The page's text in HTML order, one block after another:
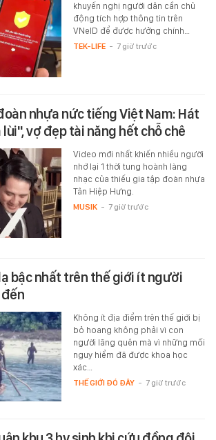
khuyến nghị người dân cần chủ
động tích hợp thông tin trên
VNeID để được hưởng chính…
TEK-LIFE - 7 giờ trước
nhựa nức tiếng Việt Nam: Hát
vợ đẹp tài năng hết chỗ chê
Video mới nhất khiến nhiều người
nhớ lại 1 thời tung hoành làng
nhạc của thiếu gia tập đoàn nhựa
Tân Hiệp Hưng.
MUSIK - 7 giờ trước
bậc nhất trên thế giới ít người
Không ít địa điểm trên thế giới bị
bỏ hoang không phải vì con
người lãng quên mà vì những mối
nguy hiểm đã được khoa học
xác…
THẾ GIỚI ĐÓ ĐÂY - 7 giờ trước